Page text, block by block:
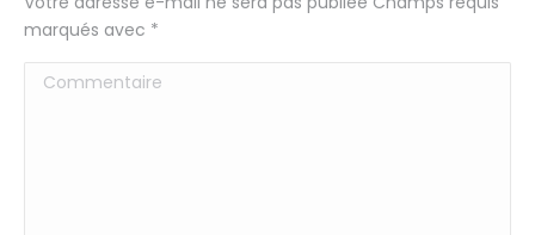
marqués avec *
Commentaire